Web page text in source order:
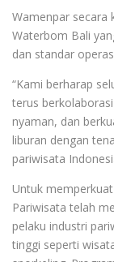
Wamenpar secara
Waterbom Bali
dan standar
“Kami berharap
terus
nyaman, dan
liburan dengan
pariwisata
Untuk
Pariwisata telah
pelaku industri
tinggi seperti